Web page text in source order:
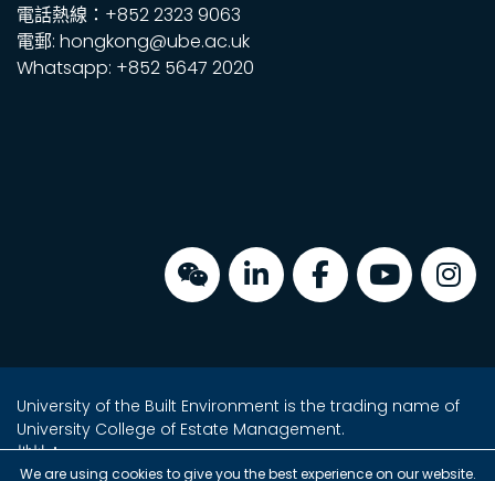
We are using cookies to give you the best experience on our website.
電話熱線：+852 2323 9063
電郵: hongkong@ube.ac.uk
Whatsapp: +852 5647 2020
University of the Built Environment is the trading name of
University College of Estate Management.
地址：
金鐘海富中心2座16樓2室